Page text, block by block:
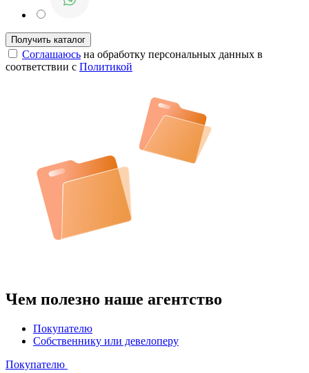
Соглашаюсь на обработку персональных данных в
соответствии с Политикой
Чем полезно наше агентство
Покупателю
Собственнику или девелоперу
Покупателю